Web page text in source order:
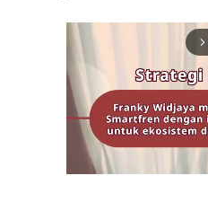
arrow_forward_ios